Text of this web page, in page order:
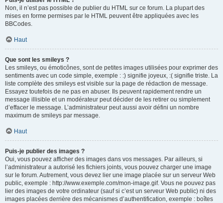
Non, il n’est pas possible de publier du HTML sur ce forum. La plupart des
mises en forme permises par le HTML peuvent être appliquées avec les
BBCodes.
Haut
Que sont les smileys ?
Les smileys, ou émoticônes, sont de petites images utilisées pour exprimer des
sentiments avec un code simple, exemple : :) signifie joyeux, :( signifie triste. La
liste complète des smileys est visible sur la page de rédaction de message.
Essayez toutefois de ne pas en abuser. Ils peuvent rapidement rendre un
message illisible et un modérateur peut décider de les retirer ou simplement
d’effacer le message. L’administrateur peut aussi avoir défini un nombre
maximum de smileys par message.
Haut
Puis-je publier des images ?
Oui, vous pouvez afficher des images dans vos messages. Par ailleurs, si
l’administrateur a autorisé les fichiers joints, vous pouvez charger une image
sur le forum. Autrement, vous devez lier une image placée sur un serveur Web
public, exemple : http://www.exemple.com/mon-image.gif. Vous ne pouvez pas
lier des images de votre ordinateur (sauf si c’est un serveur Web public) ni des
images placées derrière des mécanismes d’authentification, exemple : boîtes